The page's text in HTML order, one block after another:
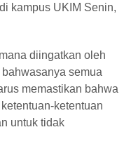
kampus UKIM Senin,
diingatkan oleh
semua
memastikan bahwa
ketentuan
untuk tidak